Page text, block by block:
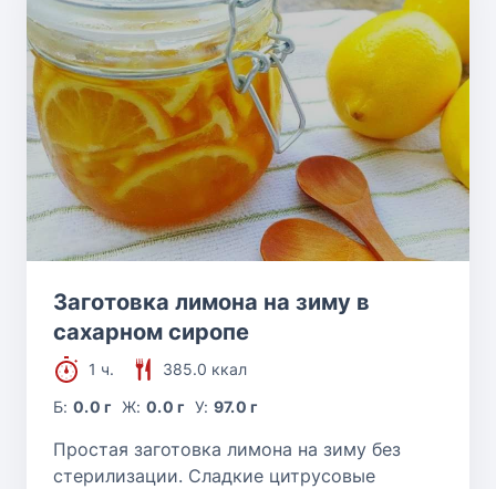
Заготовка лимона на зиму в
сахарном сиропе
1 ч.
385.0 ккал
Б:0.0 г Ж: 0.0 г У: 97.0 г
Простая заготовка лимона на зиму без
стерилизации. Сладкие цитрусовые